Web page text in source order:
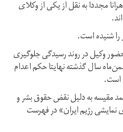
مجددا به نقل از یکی از وکلای
را شنیده است.
حضور وکیل در روند رسیدگی جلوگیری
سال گذشته نهایتا حکم اعدام
است.
مقیسه به دلیل نقض حقوق بشر و
نمایشی رژیم ایران» در فهرست